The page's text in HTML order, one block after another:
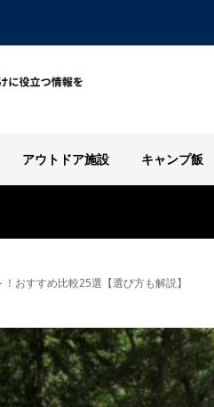
アウトドア施設 キャンプ飯
おすすめ比較25選【選び方も解説】